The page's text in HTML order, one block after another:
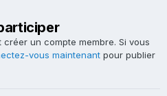
un compte membre. Si vous
vous maintenant pour publier